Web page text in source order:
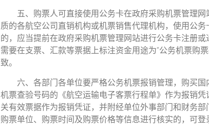
五、购票人可直接使用公务卡在政府采购机票管理网
质的各航空公司直销机构或机票销售代理机构，使用公
的，应当提前在政府采购机票管理网站进行公务卡注册
需要在支票、汇款等票据上标注资金用途为“公务机票购
致。
六、各部门各单位要严格公务机票报销管理，购买国
机票查验号码的《航空运输电子客票行程单》作为报销
关有效票据作为报销凭证，并附经单位外事部门和财务
购票单位、购票时间及购票价格等信息进行核实的，可登